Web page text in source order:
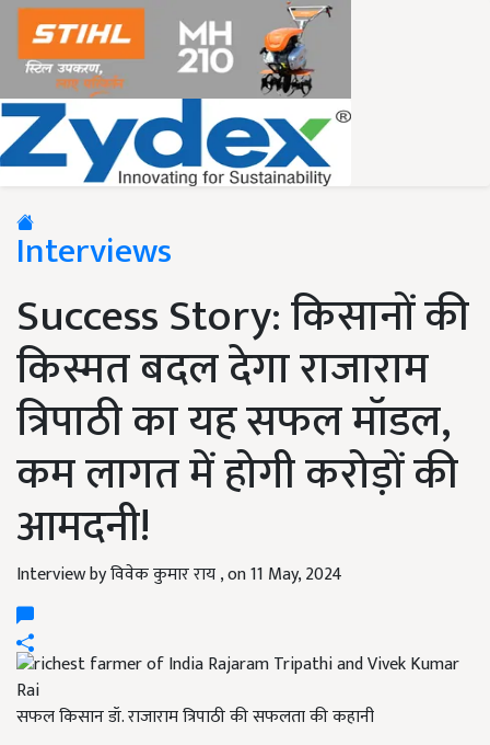
Interviews
Success Story: किसानों की
किस्मत बदल देगा राजाराम
त्रिपाठी का यह सफल मॉडल,
कम लागत में होगी करोड़ों की
आमदनी!
Interview by विवेक कुमार राय ,on 11 May, 2024
सफल किसान डॉ. राजाराम त्रिपाठी की सफलता की कहानी